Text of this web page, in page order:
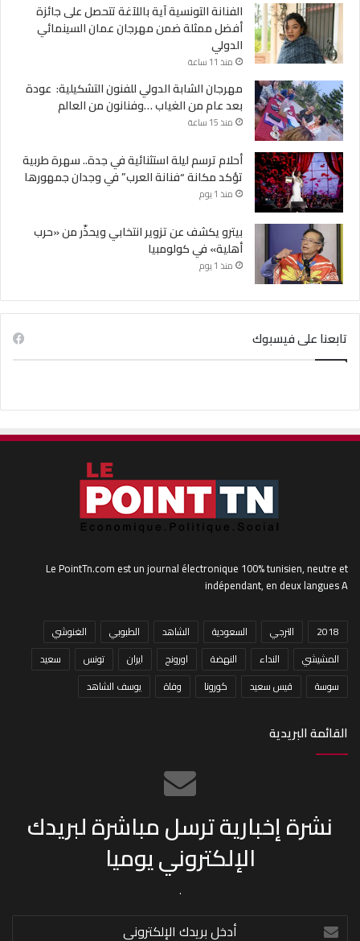
الفنانة التونسية آية باللآغة تتحصل على جائزة
أفضل ممثلة ضمن مهرجان عمان السينمائي
الدولي
منذ 11 ساعة
مهرجان الشابة الدولي للفنون التشكيلية: عودة
بعد عام من الغياب …وفنانون من العالم
منذ 15 ساعة
أحلام ترسم ليلة استثنائية في جدة.. سهرة طربية
تؤكد مكانة “فنانة العرب” في وجدان جمهورها
منذ 1 يوم
بيترو يكشف عن تزوير انتخابي ويحذّر من «حرب
أهلية» في كولومبيا
منذ 1 يوم
تابعنا على فيسبوك
Le PointTn.com est un journal électronique 100% tunisien, neutre et
indépendant, en deux langues A
2018 الترجي السعودية الشاهد الطبوبي
الغنوشي
المشيشي
النداء النهضة اورونج ايران تونس
سعيد
سوسة
قيس سعيد كورونا وفاة يوسف الشاهد
القائمة البريدية
نشرة إخبارية ترسل مباشرة لبريدك
الإلكتروني يوميا
.
أدخل